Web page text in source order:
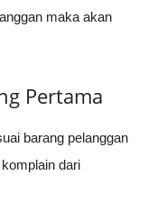
maka akan
Pertama
barang pelanggan
dari